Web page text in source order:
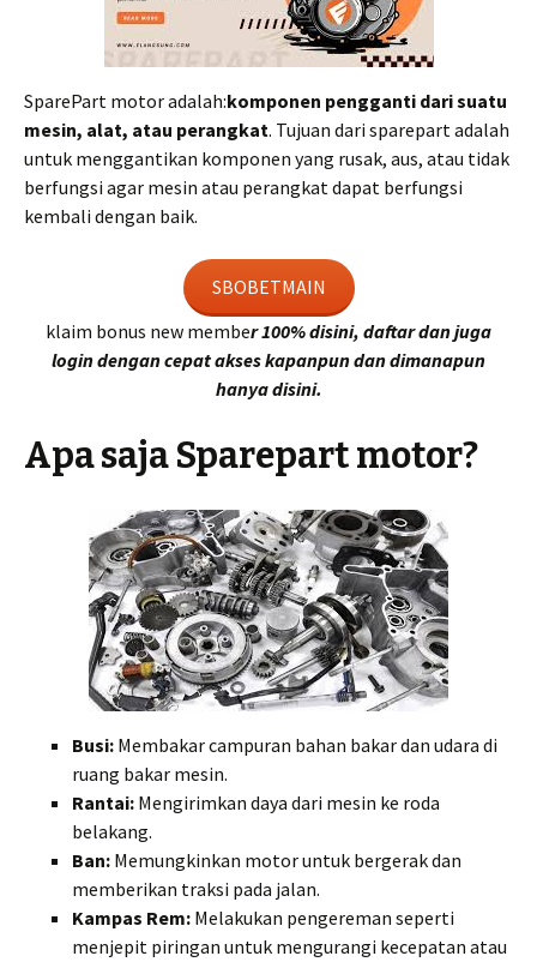
SparePart motor adalah:komponen pengganti dari suatu
mesin, alat, atau perangkat. Tujuan dari sparepart adalah
untuk menggantikan komponen yang rusak, aus, atau tidak
berfungsi agar mesin atau perangkat dapat berfungsi
kembali dengan baik.
SBOBETMAIN
klaim bonus new member 100% disini, daftar dan juga
login dengan cepat akses kapanpun dan dimanapun
hanya disini.
Apa saja Sparepart motor?
Busi: Membakar campuran bahan bakar dan udara di
ruang bakar mesin.
Rantai: Mengirimkan daya dari mesin ke roda
belakang.
Ban: Memungkinkan motor untuk bergerak dan
memberikan traksi pada jalan.
Kampas Rem: Melakukan pengereman seperti
menjepit piringan untuk mengurangi kecepatan atau